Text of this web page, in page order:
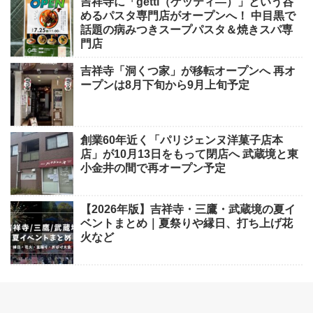
めるパスタ専門店がオープンへ！ 中目黒で
話題の病みつきスープパスタ＆焼きスパ専
門店
吉祥寺「洞くつ家」が移転オープンへ 再オ
ープンは8月下旬から9月上旬予定
創業60年近く「パリジェンヌ洋菓子店本
店」が10月13日をもって閉店へ 武蔵境と東
小金井の間で再オープン予定
【2026年版】吉祥寺・三鷹・武蔵境の夏イ
ベントまとめ｜夏祭りや縁日、打ち上げ花
火など